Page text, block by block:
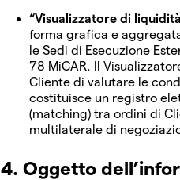
“Visualizzatore di
forma grafica e
le Sedi di Esecuzione
78 MiCAR. Il
Cliente di valutare le
costituisce un registro
(matching) tra ordini di
multilaterale di
4. Oggetto